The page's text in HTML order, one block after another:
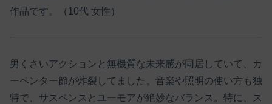
作品です。（10代 女性）
男くさいアクションと無機質な未来感が同居していて、カ
ーペンター節が炸裂してました。音楽や照明の使い方も独
特で、サスペンスとユーモアが絶妙なバランス。特に、ス